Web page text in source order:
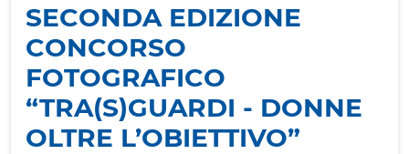
SECONDA EDIZIONE
CONCORSO
FOTOGRAFICO
“TRA(S)GUARDI - DONNE
OLTRE L’OBIETTIVO”